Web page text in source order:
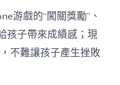
游戲的“闖關獎勵”、
孩子帶來成績感；現
不難讓孩子產生挫敗